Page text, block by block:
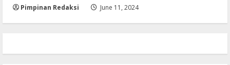
Pimpinan Redaksi June 11, 2024